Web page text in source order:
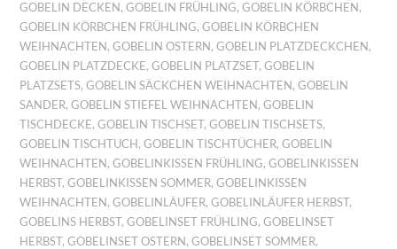
GOBELIN DECKEN,GOBELIN FRÜHLING,GOBELIN KÖRBCHEN,
GOBELIN KÖRBCHEN FRÜHLING,GOBELIN KÖRBCHEN
WEIHNACHTEN,GOBELIN OSTERN,GOBELIN PLATZDECKCHEN,
GOBELIN PLATZDECKE,GOBELIN PLATZSET,GOBELIN
PLATZSETS,GOBELIN SÄCKCHEN WEIHNACHTEN,GOBELIN
SANDER,GOBELIN STIEFEL WEIHNACHTEN,GOBELIN
TISCHDECKE,GOBELIN TISCHSET,GOBELIN TISCHSETS,
GOBELIN TISCHTUCH,GOBELIN TISCHTÜCHER,GOBELIN
WEIHNACHTEN,GOBELINKISSEN FRÜHLING,GOBELINKISSEN
HERBST,GOBELINKISSEN SOMMER,GOBELINKISSEN
WEIHNACHTEN,GOBELINLÄUFER,GOBELINLÄUFER HERBST,
GOBELINS HERBST,GOBELINSET FRÜHLING,GOBELINSET
HERBST,GOBELINSET OSTERN,GOBELINSET SOMMER,